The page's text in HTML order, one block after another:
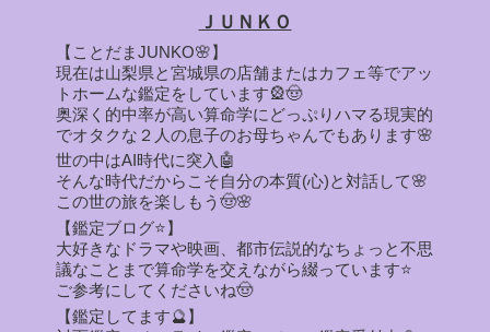
ＪＵＮＫＯ
【ことだまJUNKO🌸】
現在は山梨県と宮城県の店舗またはカフェ等でアッ
トホームな鑑定をしています🎡🤠
奥深く的中率が高い算命学にどっぷりハマる現実的
でオタクな２人の息子のお母ちゃんでもあります🌸
世の中はAI時代に突入🤖
そんな時代だからこそ自分の本質(心)と対話して🌸
この世の旅を楽しもう🤠🌸
【鑑定ブログ⭐】
大好きなドラマや映画、都市伝説的なちょっと不思
議なことまで算命学を交えながら綴っています⭐
ご参考にしてくださいね🤠
【鑑定してます🔮】